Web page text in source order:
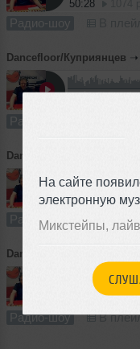
На сайте
электронную
Микстейпы,
50:28
Радио-шоу
Dancefloor/Куприянцев ➝
Радио-шоу В
Dancefloor/Куприянцев
54:19 764
Радио-шоу В
Dancefloor/Куприянцев
461
Радио-шоу В